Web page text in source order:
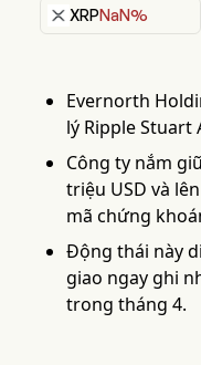
XRPNaN%
Evernorth
lý Ripple
Công ty nắm
triệu USD và
mã chứng
Động thái này
giao ngay ghi
trong tháng 4.